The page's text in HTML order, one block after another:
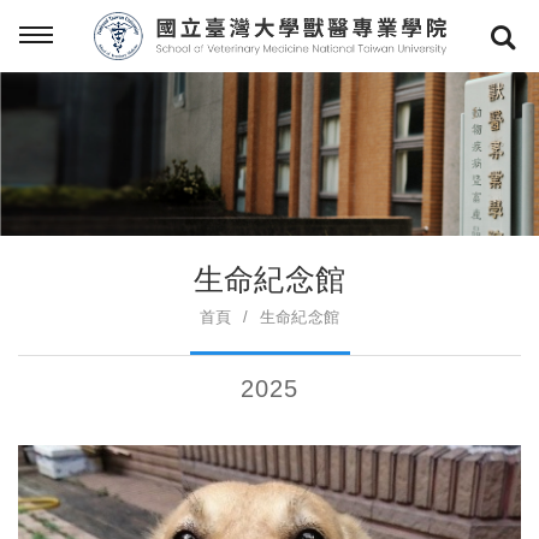
生命紀念館
首頁 生命紀念館
2025